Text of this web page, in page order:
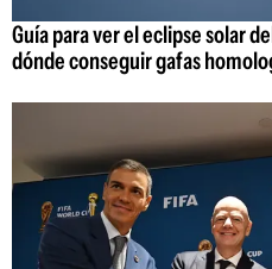
Guía para ver el eclipse solar
dónde conseguir gafas